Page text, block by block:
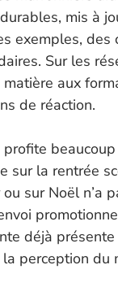
mis à
exemples, des
Sur les
aux
de réaction.
profite
sur la rentrée
ou sur Noël n’a
déjà présente
perception du